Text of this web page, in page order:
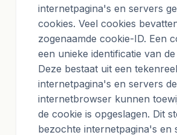
internetpagina's en servers
cookies. Veel cookies
zogenaamde cookie-ID. Een
een unieke identificatie van
Deze bestaat uit een
internetpagina's en servers
internetbrowser kunnen
de cookie is opgeslagen. Dit
bezochte internetpagina's en